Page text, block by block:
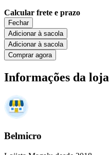
Calcular frete e prazo
Fechar
Adicionar à sacola
Adicionar à sacola
Comprar agora
Informações da loja
Belmicro